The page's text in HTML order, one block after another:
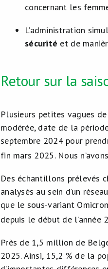
concernant les
L’administration
sécurité et de
Retour sur la
Plusieurs petites vagues
modérée, date de la
septembre 2024 pour
fin mars 2025. Nous
Des échantillons prélevés
analysés au sein d’un
que le sous-variant
depuis le début de l’année
Près de 1,5 million de
2025. Ainsi, 15,2 % de la